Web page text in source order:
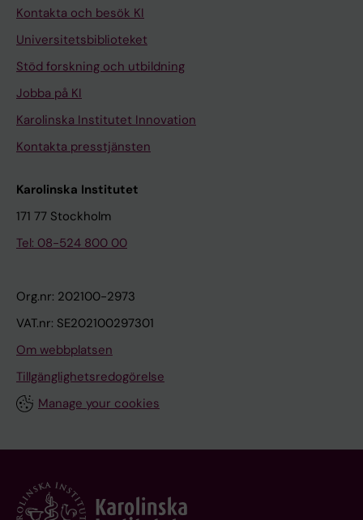
Kontakta och besök KI
Universitetsbiblioteket
Stöd forskning och utbildning
Jobba på KI
Karolinska Institutet Innovation
Kontakta presstjänsten
Karolinska Institutet
171 77 Stockholm
Tel: 08-524 800 00
Org.nr: 202100-2973
VAT.nr: SE202100297301
Om webbplatsen
Tillgänglighetsredogörelse
Manage your cookies